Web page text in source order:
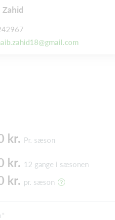
Zahid
kr. Pr. sæson
kr. 12 gange i sæsonen
kr. pr. sæson